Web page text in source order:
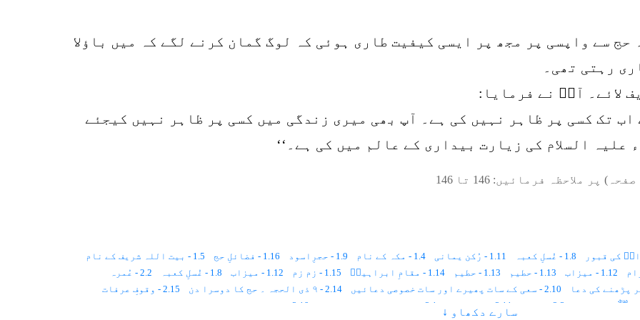
سے واپسی پر مجھ پر ایسی کیفیت طاری ہوئی کہ لوگ گمان کرنے لگے کہ میں باؤلا
رہتی تھی۔
لائے۔ آپؒ نے فرمایا:
اب تک کسی پر ظاہر نہیں کی ہے۔ آپ بھی میری زندگی میں کسی پر ظاہر نہیں کیجئے
السلام کی زیارت بیداری کے عالم میں کی ہے۔‘‘
پر ملاحظہ فرمائیں: 146 تا 146
1.8 - غُسلِ کعبہ 1.11 - رُکن یمانی 1.4 - مکہ کے نام 1.9 - حجرِاسود 1.16 - فضائلِ حج
1.5 - بیت اللہ شریف کے نام
1.12 - میزاب
1.13 - حطیم 1.13 - حطیم 1.14 - مقامِ ابراہیمؑ 1.15 - زم زم 1.12 - میزاب 1.8 - غُسلِ کعبہ
2.2 - عُمرہ
2.10 - سعی کے سات پھیرے اور سات خصوصی دعائیں
2.14 - ۹ ذی الحجہ ۔ حج کا دوسرا دن
2.15 - وقوفِ عرفات
2.3 - زم زم
2.11 - مناسکِ حج 2.1 - حج اور عمرے کا طریقہ
2.19 - ۱۲ذی الحجہ۔۔۔حج کا پانچواں دن
سارے دکھاو ↓